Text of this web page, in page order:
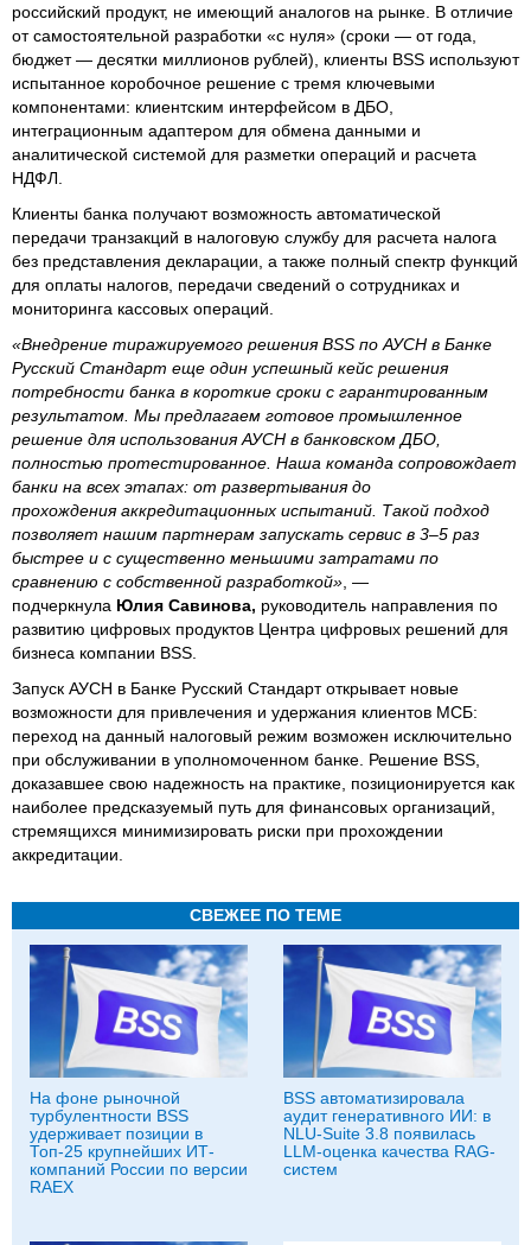
российский продукт, не имеющий аналогов на рынке. В отличие
от самостоятельной разработки «с нуля» (сроки — от года,
бюджет — десятки миллионов рублей), клиенты BSS используют
испытанное коробочное решение с тремя ключевыми
компонентами: клиентским интерфейсом в ДБО,
интеграционным адаптером для обмена данными и
аналитической системой для разметки операций и расчета
НДФЛ.
Клиенты банка получают возможность автоматической
передачи транзакций в налоговую службу для расчета налога
без представления декларации, а также полный спектр функций
для оплаты налогов, передачи сведений о сотрудниках и
мониторинга кассовых операций.
«Внедрение тиражируемого решения BSS по АУСН в Банке
Русский Стандарт еще один успешный кейс решения
потребности банка в короткие сроки с гарантированным
результатом. Мы предлагаем готовое промышленное
решение для использования АУСН в банковском ДБО,
полностью протестированное. Наша команда сопровождает
банки на всех этапах: от развертывания до
прохождения аккредитационных испытаний. Такой подход
позволяет нашим партнерам запускать сервис в 3–5 раз
быстрее и с существенно меньшими затратами по
сравнению с собственной разработкой» , —
подчеркнула Юлия Савинова, руководитель направления по
развитию цифровых продуктов Центра цифровых решений для
бизнеса компании BSS.
Запуск АУСН в Банке Русский Стандарт открывает новые
возможности для привлечения и удержания клиентов МСБ:
переход на данный налоговый режим возможен исключительно
при обслуживании в уполномоченном банке. Решение BSS,
доказавшее свою надежность на практике, позиционируется как
наиболее предсказуемый путь для финансовых организаций,
стремящихся минимизировать риски при прохождении
аккредитации.
СВЕЖЕЕ ПО ТЕМЕ
На фоне рыночной
турбулентности BSS
удерживает позиции в
Топ-25 крупнейших ИТ-
компаний России по версии
RAEX
BSS автоматизировала
аудит генеративного ИИ: в
NLU-Suite 3.8 появилась
LLM-оценка качества RAG-
систем